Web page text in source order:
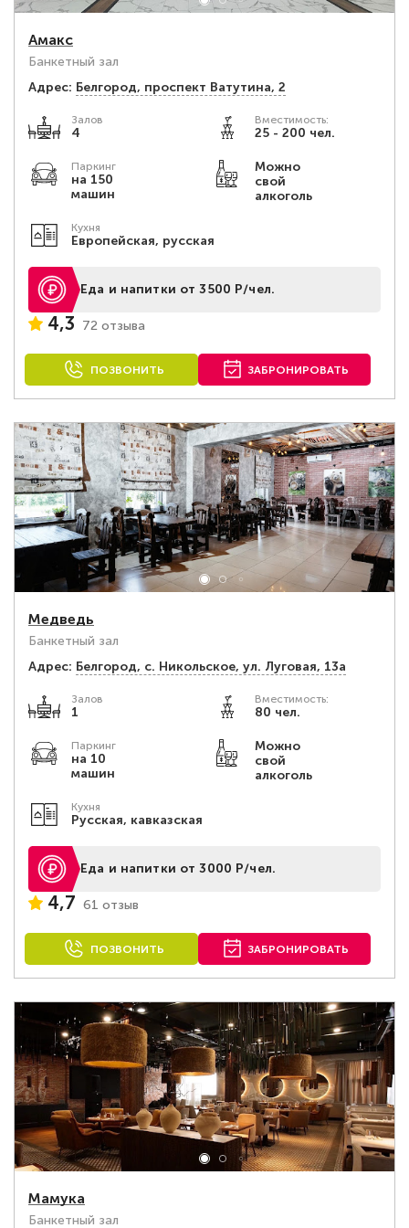
Амакс
Банкетный зал
Адрес: Белгород, проспект Ватутина, 2
Залов
4
Вместимость:
25 - 200 чел.
Паркинг
на 150
машин
Можно
свой
алкоголь
Кухня
Европейская, русская
Еда и напитки от 3500 Р/чел.
4,3 72 отзыва
ПОЗВОНИТЬ ЗАБРОНИРОВАТЬ
Медведь
Банкетный зал
Адрес: Белгород, с. Никольское, ул. Луговая, 13а
Залов
1
Вместимость:
80 чел.
Паркинг
на 10
машин
Можно
свой
алкоголь
Кухня
Русская, кавказская
Еда и напитки от 3000 Р/чел.
4,7 61 отзыв
ПОЗВОНИТЬ ЗАБРОНИРОВАТЬ
Мамука
Банкетный зал